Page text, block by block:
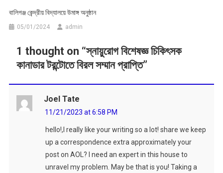
বালিগঞ্জ কেন্দ্রীয় বিদ্যালয়ে উমাঙ্গ অনুষ্ঠান
05/01/2024 admin
1 thought on “স্নায়ুরোগ বিশেষজ্ঞ চিকিৎসক
কানাডার টরন্টোতে বিরল সম্মান প্রাপ্তি”
Joel Tate
11/21/2023 at 6:58 PM
hello!,I really like your writing so a lot! share we keep
up a correspondence extra approximately your
post on AOL? I need an expert in this house to
unravel my problem. May be that is you! Taking a